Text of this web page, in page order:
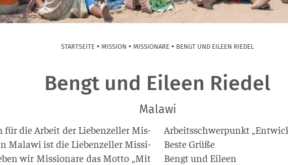
STARTSEITE • MISSION • MISSIONARE • BENGT UND EILEEN RIEDEL
Bengt und Eileen Riedel
Malawi
für die Arbeit der Lie­ben­zel­ler Mis­
Mala­wi ist die Lie­ben­zel­ler Mis­si­
wir Mis­sio­na­re das Mot­to „Mit
Arbeits­schwer­punkt
Bes­te Grü­ße
Bengt und Eileen